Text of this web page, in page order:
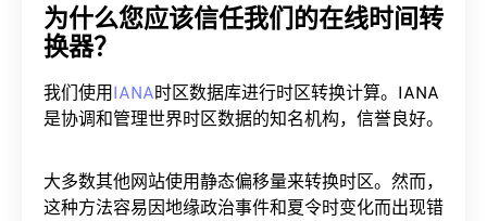
为什么您应该信任我们的在线时间转
换器？
我们使用IANA时区数据库进行时区转换计算。IANA
是协调和管理世界时区数据的知名机构，信誉良好。
大多数其他网站使用静态偏移量来转换时区。然而，
这种方法容易因地缘政治事件和夏令时变化而出现错